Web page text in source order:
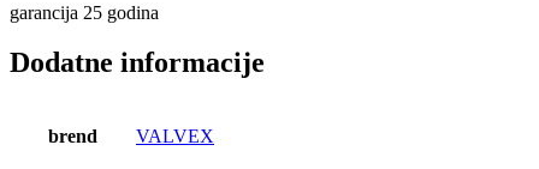
garancija 25 godina
Dodatne informacije
brend VALVEX